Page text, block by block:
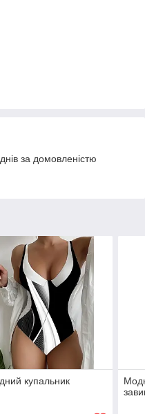
за домовленістю
купальник